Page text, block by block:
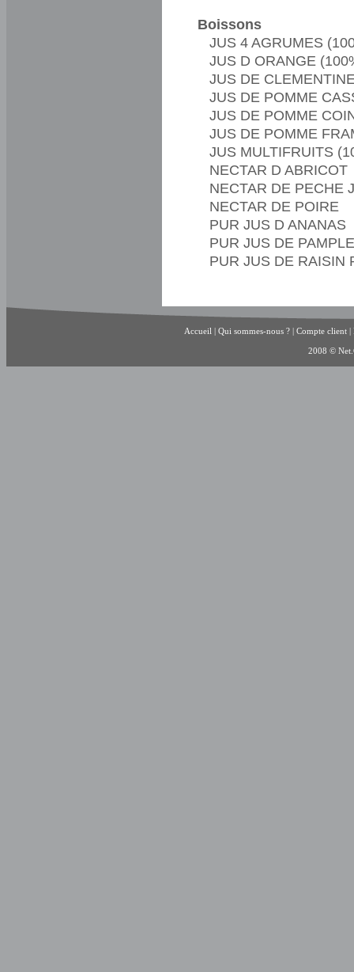
Boissons
JUS 4 AGRUMES
JUS D ORANGE
JUS DE
JUS DE POMME
JUS DE POMME
JUS DE POMME
JUS MULTIFRUITS
NECTAR D ABRICOT
NECTAR DE PECHE
NECTAR DE POIRE
PUR JUS D ANANAS
PUR JUS DE
PUR JUS DE RAISIN
Accueil | Qui sommes-nous ?| Compte client |
2008 ©